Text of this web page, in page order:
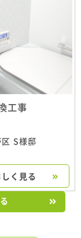
工事
S様邸
く見る